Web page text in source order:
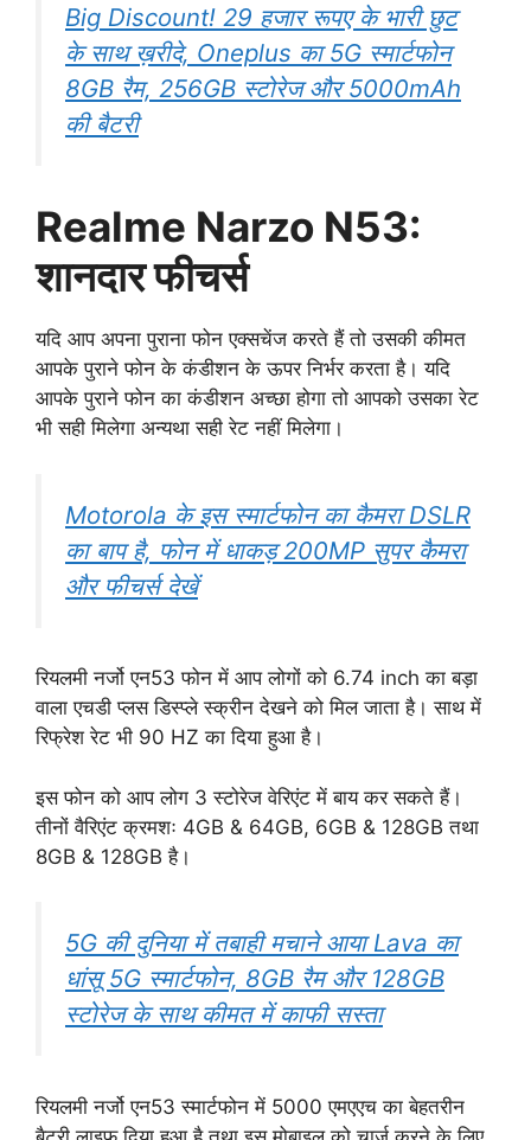
Big Discount! 29 हजार रूपए के भारी छुट
के साथ ख़रीदे, Oneplus का 5G स्मार्टफोन
8GB रैम, 256GB स्टोरेज और 5000mAh
की बैटरी
Realme Narzo N53:
शानदार फीचर्स
यदि आप अपना पुराना फोन एक्सचेंज करते हैं तो उसकी कीमत
आपके पुराने फोन के कंडीशन के ऊपर निर्भर करता है। यदि
आपके पुराने फोन का कंडीशन अच्छा होगा तो आपको उसका रेट
भी सही मिलेगा अन्यथा सही रेट नहीं मिलेगा।
Motorola के इस स्मार्टफोन का कैमरा DSLR
का बाप है, फोन में धाकड़ 200MP सुपर कैमरा
और फीचर्स देखें
रियलमी नर्जो एन53 फोन में आप लोगों को 6.74 inch का बड़ा
वाला एचडी प्लस डिस्प्ले स्क्रीन देखने को मिल जाता है। साथ में
रिफ्रेश रेट भी 90 HZ का दिया हुआ है।
इस फोन को आप लोग 3 स्टोरेज वेरिएंट में बाय कर सकते हैं।
तीनों वैरिएंट क्रमशः 4GB & 64GB, 6GB & 128GB तथा
8GB & 128GB है।
5G की दुनिया में तबाही मचाने आया Lava का
धांसू 5G स्मार्टफोन, 8GB रैम और 128GB
स्टोरेज के साथ कीमत में काफी सस्ता
रियलमी नर्जो एन53 स्मार्टफोन में 5000 एमएएच का बेहतरीन